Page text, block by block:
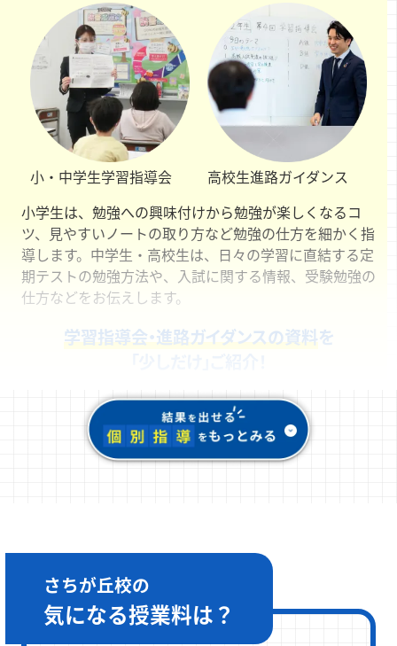
小・中学生学習指導会 高校生進路ガイダンス
小学生は、勉強への興味付けから勉強が楽しくなるコ
ツ、見やすいノートの取り方など勉強の仕方を細かく指
導します。中学生・高校生は、日々の学習に直結する定
期テストの勉強方法や、入試に関する情報、受験勉強の
仕方などをお伝えします。
学習指導会・進路ガイダンスの資料を
さちが丘校の
気になる授業料は？